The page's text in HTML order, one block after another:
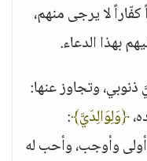
كفّاراً لا يرجى منهم،
بهذا الدعاء.
وتجاوز عنها:
﴿وَلِوَالِدَيَّ﴾:
وأوجب، وأحب له